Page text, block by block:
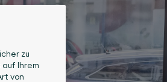
zu
Ihrem
von